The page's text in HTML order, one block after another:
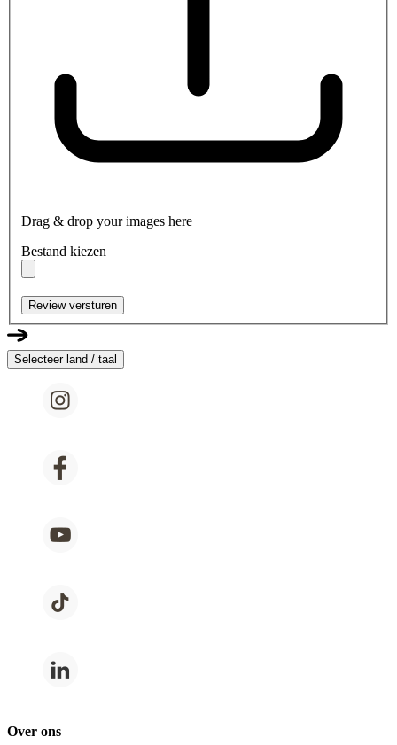
Drag & drop your images here
Bestand kiezen
Review versturen
Selecteer land / taal
Over ons